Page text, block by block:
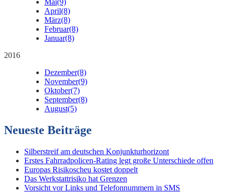
Mai(9)
April(8)
März(8)
Februar(8)
Januar(8)
2016
Dezember(8)
November(9)
Oktober(7)
September(8)
August(5)
Neueste Beiträge
Silberstreif am deutschen Konjunkturhorizont
Erstes Fahrradpolicen-Rating legt große Unterschiede offen
Europas Risikoscheu kostet doppelt
Das Werkstattrisiko hat Grenzen
Vorsicht vor Links und Telefonnummern in SMS